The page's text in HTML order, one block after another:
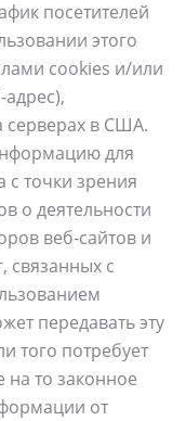
посетителей
этого
cookies и/или
серверах в США.
для
с точки зрения
о деятельности
веб-сайтов и
связанных с
передавать эту
того потребует
то законное
от